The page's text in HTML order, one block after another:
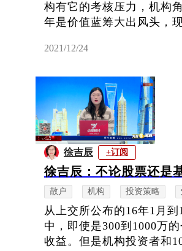
构有它的考核压力，机构
年是价值蓝筹大出风头，
2021/12/24
徐吉辰 +订阅
徐吉辰：不论股票还是
散户 机构 投资策略
从上交所公布的16年1月
中，即使是300到1000万
收益。但是机构投资者和